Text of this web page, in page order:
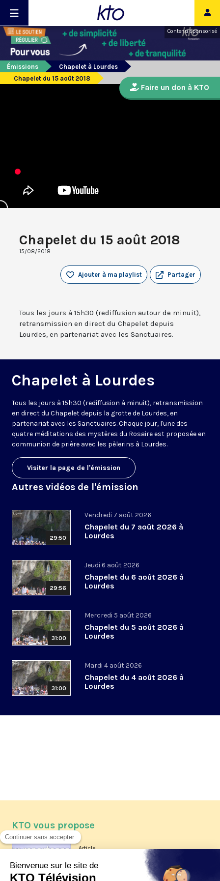
Contenu sponsorisé
Émissions
Chapelet à Lourdes
Chapelet du 15 août 2018
Chapelet du 15 août 2018
15/08/2018
Partager
Ajouter à ma playlist
Tous les jours à 15h30 (rediffusion autour de minuit),
retransmission en direct du Chapelet depuis
Lourdes, en partenariat avec les Sanctuaires.
Chapelet à Lourdes
Tous les jours à 15h30 (rediffusion à minuit), retransmission
en direct du Chapelet depuis la grotte de Lourdes, en
partenariat avec les Sanctuaires. Chaque jour, l'une des
quatre méditations des mystères du Rosaire est proposée en
communion de prière avec les pèlerins à Lourdes.
Visiter la page de l'émission
Autres vidéos de l'émission
29:50
Vendredi 7 août 2026
Chapelet du 7 août 2026 à
Lourdes
29:56
Jeudi 6 août 2026
Chapelet du 6 août 2026 à
Lourdes
31:00
Mercredi 5 août 2026
Chapelet du 5 août 2026 à
Lourdes
31:00
Mardi 4 août 2026
Chapelet du 4 août 2026 à
Lourdes
Faire un don à KTO
KTO vous propose
Article
Les reportages d'été 2026 de KTO